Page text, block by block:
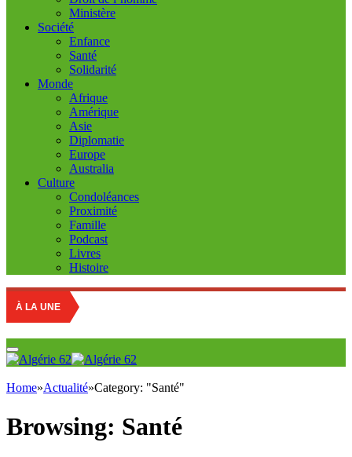
Ministère
Société
Enfance
Santé
Solidarité
Monde
Afrique
Amérique
Asie
Diplomatie
Europe
Australia
Culture
Condoléances
Proximité
Famille
Podcast
Livres
Histoire
À LA UNE
Home»Actualité»Category: "Santé"
Browsing: Santé